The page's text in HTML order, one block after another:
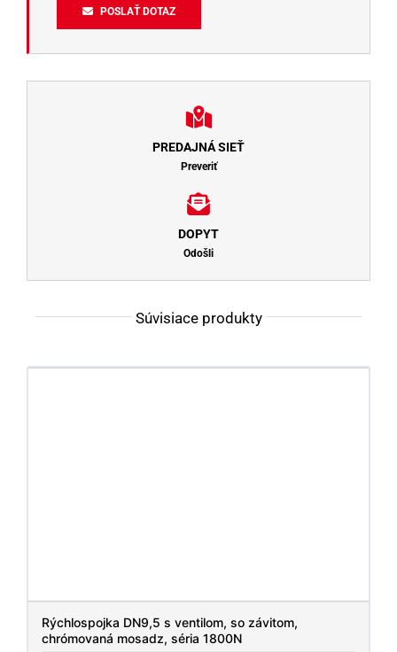
POSLAŤ DOTAZ
PREDAJNÁ SIEŤ
Preveriť
DOPYT
Odošli
Súvisiace produkty
Rýchlospojka DN9,5 s ventilom, so závitom,
chrómovaná mosadz, séria 1800N